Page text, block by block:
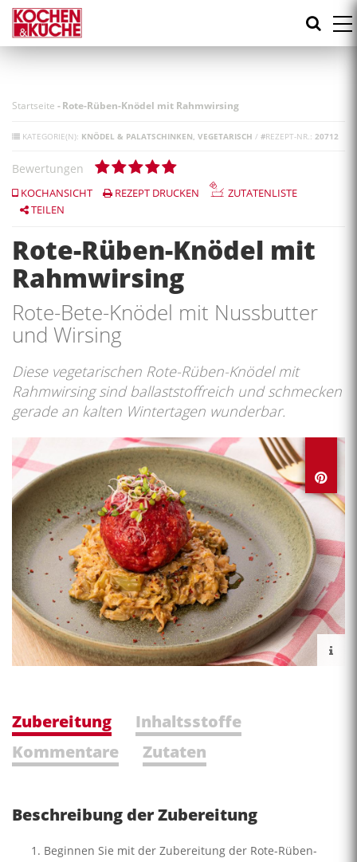
Direkt
zum
Inhalt
Startseite -Rote-Rüben-Knödel mit Rahmwirsing
KATEGORIE(N): KNÖDEL & PALATSCHINKEN VEGETARISCH / #REZEPT-NR.: 20712
Bewertungen
KOCHANSICHT REZEPT DRUCKEN
ZUTATENLISTE
TEILEN
Rote-Rüben-Knödel mit
Rahmwirsing
Rote-Bete-Knödel mit Nussbutter
und Wirsing
Diese vegetarischen Rote-Rüben-Knödel mit
Rahmwirsing sind ballaststoffreich und schmecken
gerade an kalten Wintertagen wunderbar.
Zubereitung
Inhaltsstoffe
Kommentare
Zutaten
Beschreibung der Zubereitung
Beginnen Sie mit der Zubereitung der Rote-Rüben-